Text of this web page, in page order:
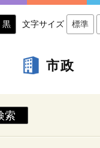
黒 文字サイズ 標準
市政